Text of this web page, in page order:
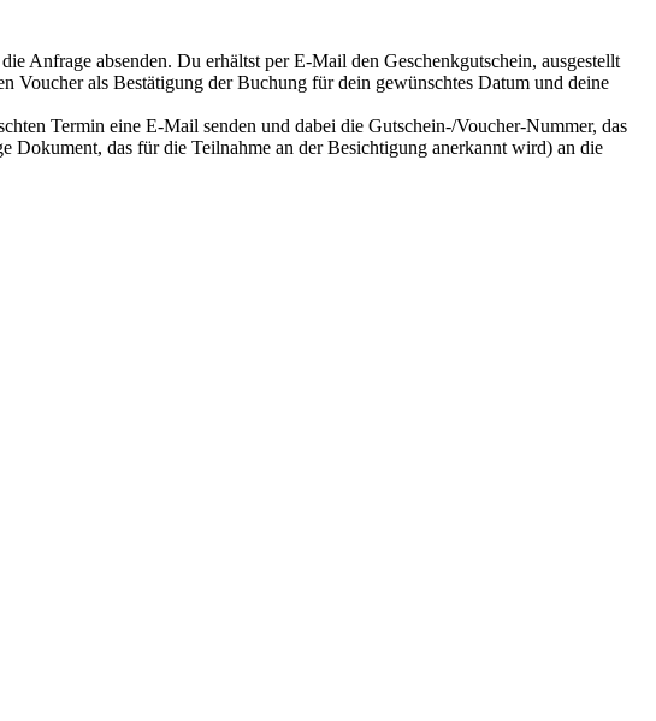
Anfrage absenden. Du erhältst per E-Mail den Geschenkgutschein, ausgestellt
als Bestätigung der Buchung für dein gewünschtes Datum und deine
Termin eine E-Mail senden und dabei die Gutschein-/Voucher-Nummer, das
das für die Teilnahme an der Besichtigung anerkannt wird) an die